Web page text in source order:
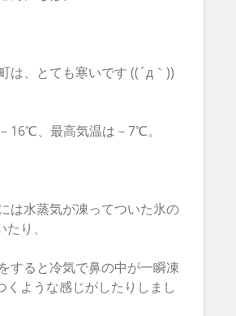
は、とても寒いです ((´д｀))
16℃、最高気温は－7℃。
は水蒸気が凍ってついた氷の
り、
すると冷気で鼻の中が一瞬凍
くような感じがしたりしまし